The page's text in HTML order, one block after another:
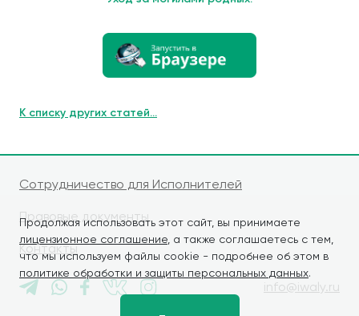
Продолжая использовать этот сайт, вы принимаете
лицензионное соглашение , а также соглашаетесь с тем,
что мы используем файлы cookie - подробнее об этом в
политике обработки и защиты персональных данных.
К списку других статей...
Сотрудничество для Исполнителей
Правовые документы
Контакты
info@iwaly.ru